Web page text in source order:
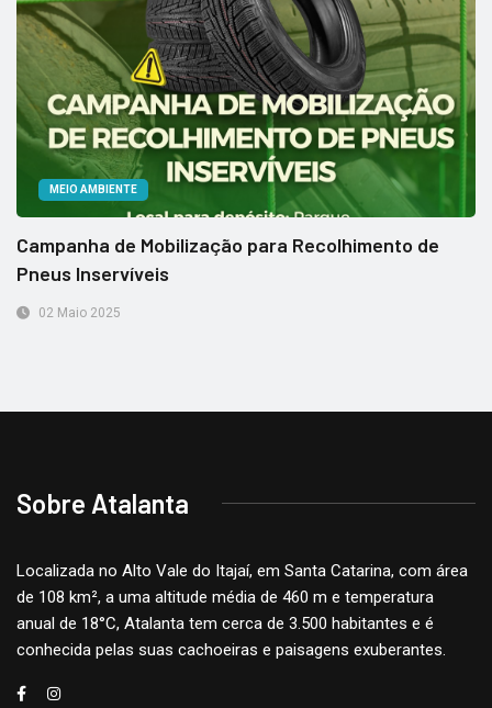
MEIO AMBIENTE
Campanha de Mobilização para Recolhimento de
Pneus Inservíveis
02 Maio 2025
Sobre Atalanta
Localizada no Alto Vale do Itajaí, em Santa Catarina, com área
de 108 km², a uma altitude média de 460 m e temperatura
anual de 18°C, Atalanta tem cerca de 3.500 habitantes e é
conhecida pelas suas cachoeiras e paisagens exuberantes.